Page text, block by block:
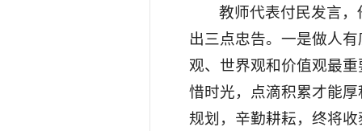
教师代表付民发言
出三点忠告。一是做人
观、世界观和价值观最
惜时光，点滴积累才能
规划，辛勤耕耘，终将收